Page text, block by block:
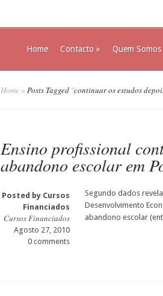
Home Contacto » Quem Somos
Home » Posts Tagged "continuar os estudos
Ensino profissional
abandono escolar em
Posted by Cursos
Financiados
Cursos Financiados
Agosto 27, 2010
0 comments
Segundo dados
Desenvolvimento
abandono escolar